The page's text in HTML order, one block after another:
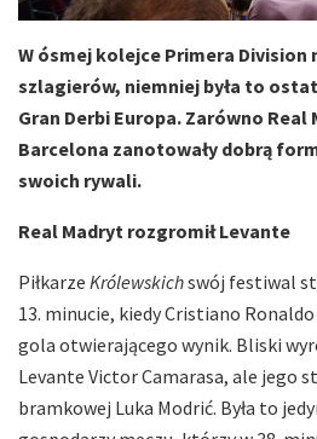
W ósmej kolejce Primera Division
szlagierów, niemniej była to
Gran Derbi Europa. Zarówno Real
Barcelona zanotowały dobrą
swoich rywali.
Real Madryt rozgromił Levante
Piłkarze Królewskichswój festiwal
13. minucie, kiedy Cristiano
gola otwierającego wynik. Bliski
Levante Victor Camarasa, ale jego
bramkowej Luka Modrić. Była to